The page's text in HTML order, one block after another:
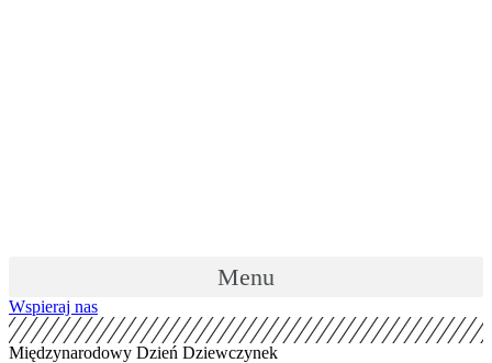
Menu
Wspieraj nas
Międzynarodowy Dzień Dziewczynek